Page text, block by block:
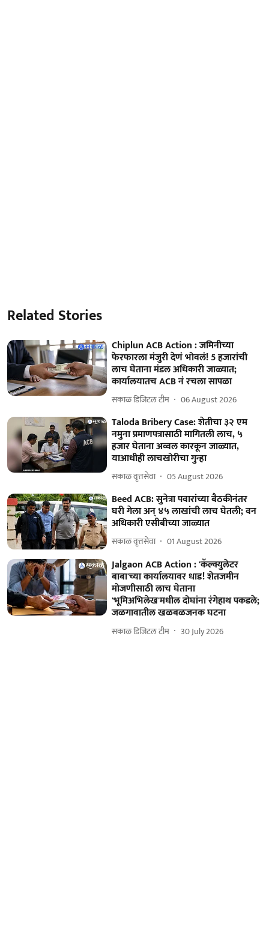
Related Stories
Chiplun ACB Action : जमिनीच्या
फेरफारला मंजुरी देणं भोवलं! 5 हजारांची
लाच घेताना मंडल अधिकारी जाळ्यात;
कार्यालयातच ACB नं रचला सापळा
सकाळ डिजिटल टीम 06 August 2026
Taloda Bribery Case: शेतीचा ३२ एम
नमुना प्रमाणपत्रासाठी मागितली लाच, ५
हजार घेताना अव्वल कारकून जाळ्यात,
याआधीही लाचखोरीचा गुन्हा
सकाळ वृत्तसेवा 05 August 2026
Beed ACB: सुनेत्रा पवारांच्या बैठकीनंतर
घरी गेला अन् ४५ लाखांची लाच घेतली; वन
अधिकारी एसीबीच्या जाळ्यात
सकाळ वृत्तसेवा 01 August 2026
Jalgaon ACB Action : 'कॅल्क्युलेटर
बाबा'च्या कार्यालयावर धाड! शेतजमीन
मोजणीसाठी लाच घेताना
'भूमिअभिलेख'मधील दोघांना रंगेहाथ पकडले;
जळगावातील खळबळजनक घटना
सकाळ डिजिटल टीम 30 July 2026